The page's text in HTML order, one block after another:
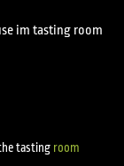
im tasting room
tasting room